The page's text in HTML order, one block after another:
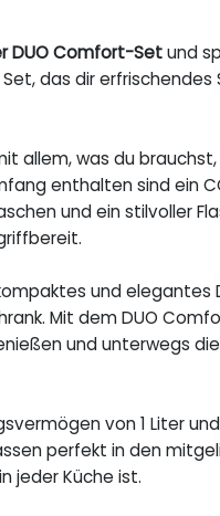
DUO Comfort-Setund
das dir erfrischendes
allem, was du
enthalten sind ein
und ein stilvoller
und
Mit dem DUO
und unterwegs
von 1 Liter
perfekt in den
jeder Küche ist.